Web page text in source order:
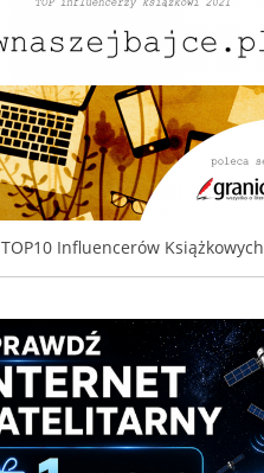
TOP10 Influencerów Książkowych